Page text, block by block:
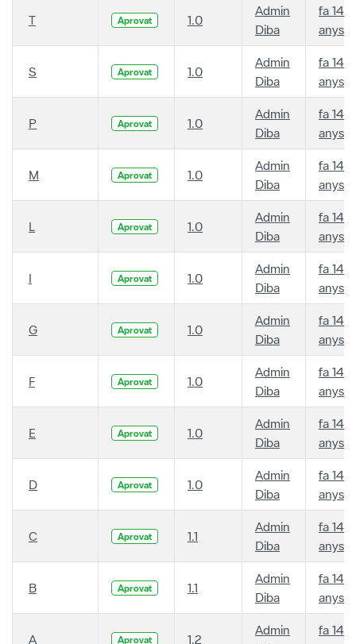
T Aprovat 1.0
Admin
Diba
fa 14
anys
S Aprovat 1.0
Admin
Diba
fa 14
anys
P Aprovat 1.0
Admin
Diba
fa 14
anys
M Aprovat 1.0
Admin
Diba
fa 14
anys
L Aprovat 1.0
Admin
Diba
fa 14
anys
I Aprovat 1.0
Admin
Diba
fa 14
anys
G Aprovat 1.0
Admin
Diba
fa 14
anys
F Aprovat 1.0
Admin
Diba
fa 14
anys
E Aprovat 1.0
Admin
Diba
fa 14
anys
D Aprovat 1.0
Admin
Diba
fa 14
anys
C Aprovat 1.1
Admin
Diba
fa 14
anys
B Aprovat 1.1
Admin
Diba
fa 14
anys
A Aprovat 1.2
Admin
fa 14